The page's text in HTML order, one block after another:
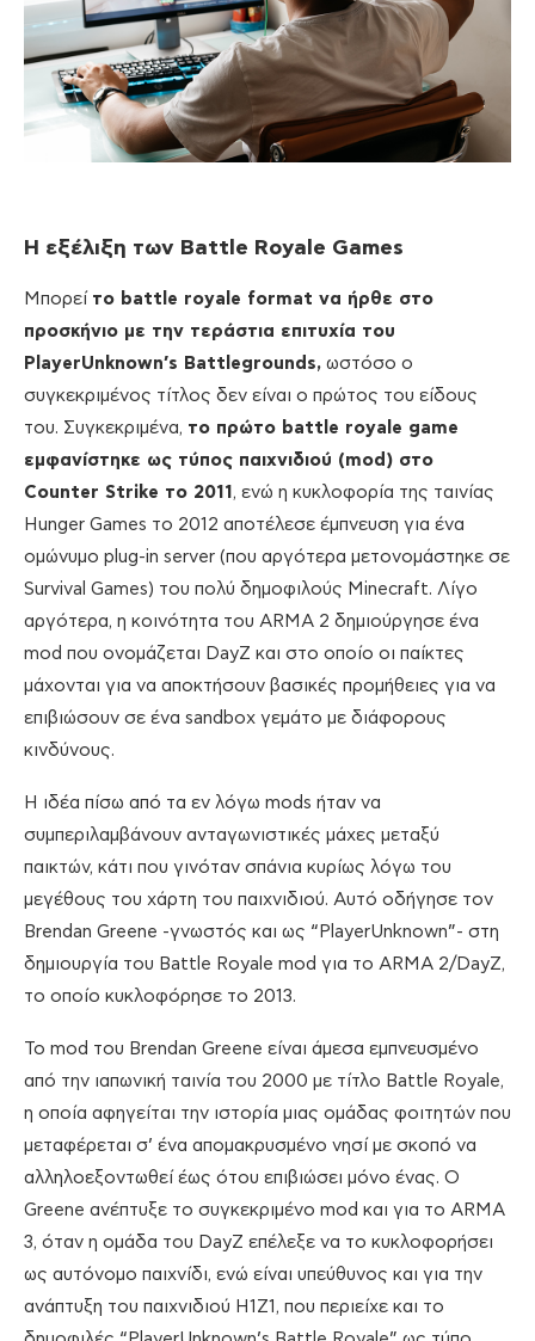
Η εξέλιξη των Battle Royale Games
Μπορεί το battle royale format να ήρθε στο
προσκήνιο με την τεράστια επιτυχία του
PlayerUnknown’s Battlegrounds, ωστόσο ο
συγκεκριμένος τίτλος δεν είναι ο πρώτος του είδους
του. Συγκεκριμένα, το πρώτο battle royale game
εμφανίστηκε ως τύπος παιχνιδιού (mod) στο
Counter Strike το 2011 , ενώ η κυκλοφορία της ταινίας
Hunger Games το 2012 αποτέλεσε έμπνευση για ένα
ομώνυμο plug-in server (που αργότερα μετονομάστηκε σε
Survival Games) του πολύ δημοφιλούς Minecraft. Λίγο
αργότερα, η κοινότητα του ARMA 2 δημιούργησε ένα
mod που ονομάζεται DayZ και στο οποίο οι παίκτες
μάχονται για να αποκτήσουν βασικές προμήθειες για να
επιβιώσουν σε ένα sandbox γεμάτο με διάφορους
κινδύνους.
Η ιδέα πίσω από τα εν λόγω mods ήταν να
συμπεριλαμβάνουν ανταγωνιστικές μάχες μεταξύ
παικτών, κάτι που γινόταν σπάνια κυρίως λόγω του
μεγέθους του χάρτη του παιχνιδιού. Αυτό οδήγησε τον
Brendan Greene -γνωστός και ως “PlayerUnknown”- στη
δημιουργία του Battle Royale mod για το ARMA 2/DayZ,
το οποίο κυκλοφόρησε το 2013.
Το mod του Brendan Greene είναι άμεσα εμπνευσμένο
από την ιαπωνική ταινία του 2000 με τίτλο Battle Royale,
η οποία αφηγείται την ιστορία μιας ομάδας φοιτητών που
μεταφέρεται σ’ ένα απομακρυσμένο νησί με σκοπό να
αλληλοεξοντωθεί έως ότου επιβιώσει μόνο ένας. Ο
Greene ανέπτυξε το συγκεκριμένο mod και για το ARMA
3, όταν η ομάδα του DayZ επέλεξε να το κυκλοφορήσει
ως αυτόνομο παιχνίδι, ενώ είναι υπεύθυνος και για την
ανάπτυξη του παιχνιδιού H1Z1, που περιείχε και το